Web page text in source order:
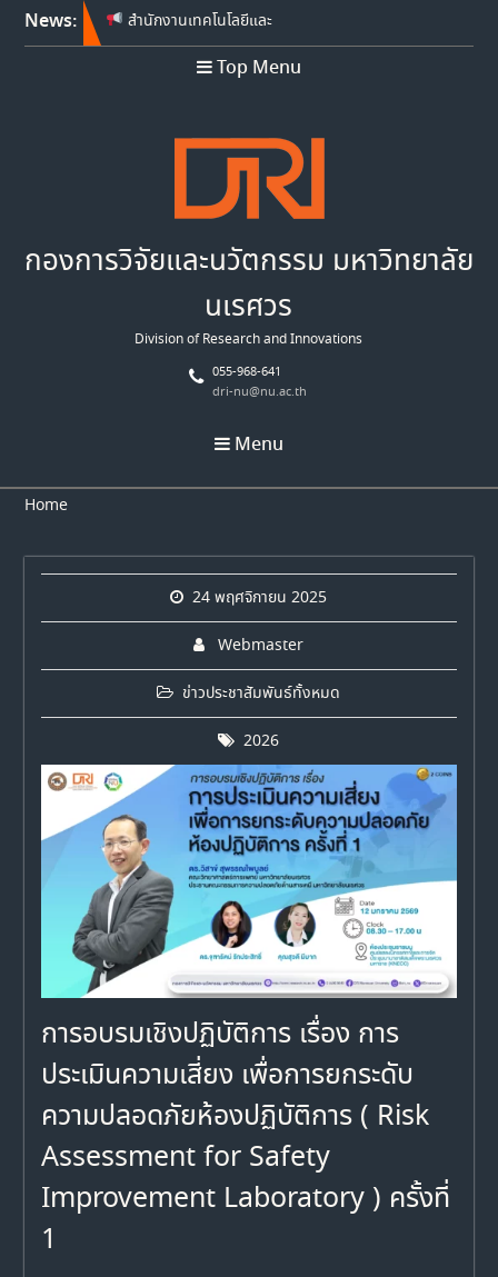
News:
สำนักงานเทคโนโลยีและ
นวัตกรรมด้านชีววิทยาศาสตร์
(องค์การมหาชน) เปิดรับข้อ
การงดจัดงาน Thailand Tech
Franco-Thai Young Talent
Research Fellowship
Top Menu
กองการวิจัยและนวัตกรรม มหาวิทยาลัย
นเรศวร
Division of Research and Innovations
055-968-641
dri-nu@nu.ac.th
Menu
Home
24 พฤศจิกายน 2025
Webmaster
ข่าวประชาสัมพันธ์ทั้งหมด
2026
การอบรมเชิงปฏิบัติการ เรื่อง การ
ประเมินความเสี่ยง เพื่อการยกระดับ
ความปลอดภัยห้องปฏิบัติการ ( Risk
Assessment for Safety
Improvement Laboratory ) ครั้งที่
1